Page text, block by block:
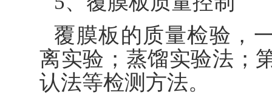
覆膜板的质量检验，
离实验；蒸馏实验法；
认法等检测方法。